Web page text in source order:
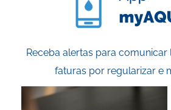
Receba alertas para
faturas por regularizar e